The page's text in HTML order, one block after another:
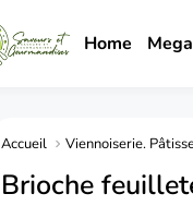
Home
Accueil Viennoiserie.
Brioche